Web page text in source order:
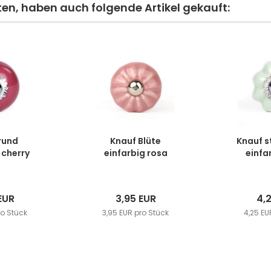
haben auch folgende Artikel gekauft:
Stück
Knauf Blüte
einfarbig rosa
3,95 EUR
3,95 EUR pro Stück
Knauf
4,25